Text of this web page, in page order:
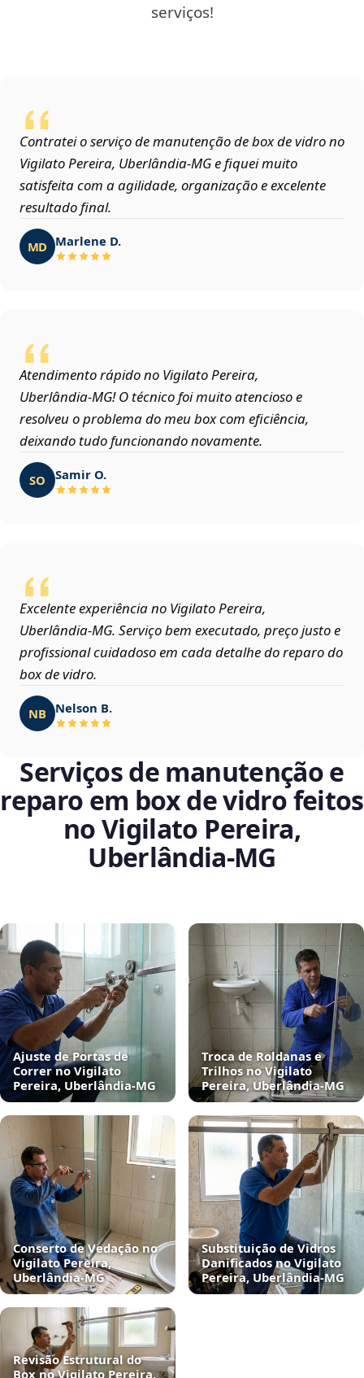
serviços!
Contratei o serviço de manutenção de box de vidro no
Vigilato Pereira, Uberlândia‑MG e fiquei muito
satisfeita com a agilidade, organização e excelente
resultado final.
MD Marlene D.
Atendimento rápido no Vigilato Pereira,
Uberlândia‑MG! O técnico foi muito atencioso e
resolveu o problema do meu box com eficiência,
deixando tudo funcionando novamente.
SO Samir O.
Excelente experiência no Vigilato Pereira,
Uberlândia‑MG. Serviço bem executado, preço justo e
profissional cuidadoso em cada detalhe do reparo do
box de vidro.
NB Nelson B.
Serviços de manutenção e
reparo em box de vidro feitos
no Vigilato Pereira,
Uberlândia‑MG
Ajuste de Portas de
Correr no Vigilato
Pereira, Uberlândia‑MG
Troca de Roldanas e
Trilhos no Vigilato
Pereira, Uberlândia‑MG
Conserto de Vedação no
Vigilato Pereira,
Uberlândia‑MG
Substituição de Vidros
Danificados no Vigilato
Pereira, Uberlândia‑MG
Revisão Estrutural do
Box no Vigilato Pereira,